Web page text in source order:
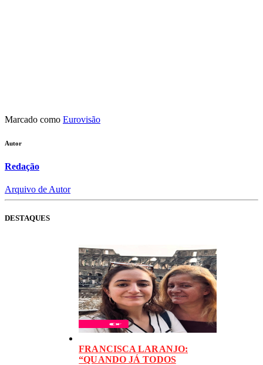
Marcado como Eurovisão
Autor
Redação
Arquivo de Autor
DESTAQUES
FRANCISCA LARANJO:
“QUANDO JÁ TODOS